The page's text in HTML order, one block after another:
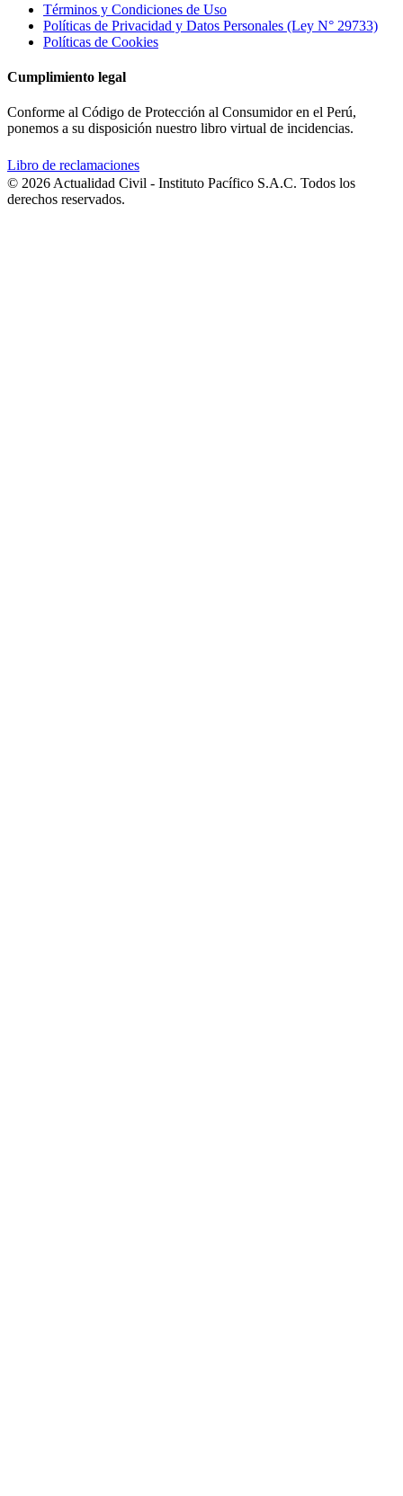
Términos y Condiciones de Uso
Políticas de Privacidad y Datos Personales (Ley N° 29733)
Políticas de Cookies
Cumplimiento legal
Conforme al Código de Protección al Consumidor en el Perú,
ponemos a su disposición nuestro libro virtual de incidencias.
Libro de reclamaciones
© 2026 Actualidad Civil - Instituto Pacífico S.A.C. Todos los
derechos reservados.